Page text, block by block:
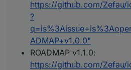
https://github.com/Zefau/
?
ADMAP+v1.0.0"
ROADMAP v1.1.0:
https://github.com/Zefau/